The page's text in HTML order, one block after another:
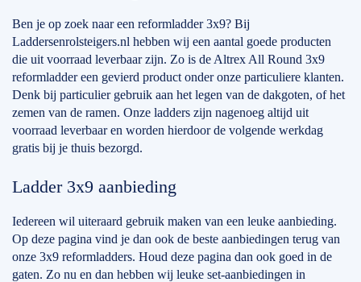
Ben je op zoek naar een reformladder 3x9? Bij
Laddersenrolsteigers.nl hebben wij een aantal goede producten
die uit voorraad leverbaar zijn. Zo is de Altrex All Round 3x9
reformladder een gevierd product onder onze particuliere klanten.
Denk bij particulier gebruik aan het legen van de dakgoten, of het
zemen van de ramen. Onze ladders zijn nagenoeg altijd uit
voorraad leverbaar en worden hierdoor de volgende werkdag
gratis bij je thuis bezorgd.
Ladder 3x9 aanbieding
Iedereen wil uiteraard gebruik maken van een leuke aanbieding.
Op deze pagina vind je dan ook de beste aanbiedingen terug van
onze 3x9 reformladders. Houd deze pagina dan ook goed in de
gaten. Zo nu en dan hebben wij leuke set-aanbiedingen in